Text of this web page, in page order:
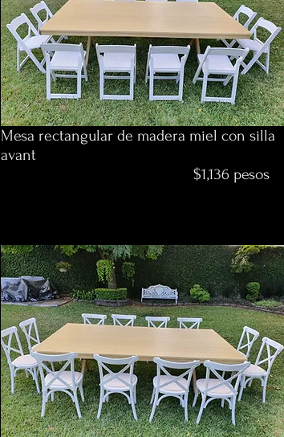
Mesa rectangular de madera miel con silla
avant
$1,136 pesos